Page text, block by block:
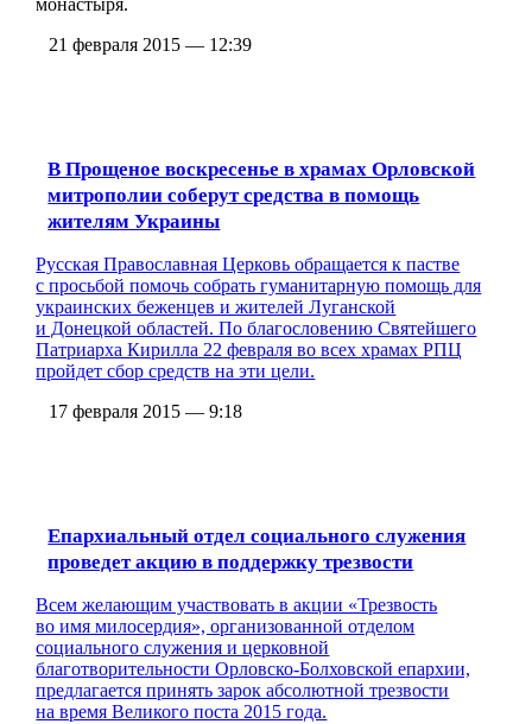
монастыря.
21 февраля 2015 — 12:39
В Прощеное воскресенье в храмах Орловской
митрополии соберут средства в помощь
жителям Украины
Русская Православная Церковь обращается к пастве
с просьбой помочь собрать гуманитарную помощь для
украинских беженцев и жителей Луганской
и Донецкой областей. По благословению Святейшего
Патриарха Кирилла 22 февраля во всех храмах РПЦ
пройдет сбор средств на эти цели.
17 февраля 2015 — 9:18
Епархиальный отдел социального служения
проведет акцию в поддержку трезвости
Всем желающим участвовать в акции «Трезвость
во имя милосердия», организованной отделом
социального служения и церковной
благотворительности Орловско-Болховской епархии,
предлагается принять зарок абсолютной трезвости
на время Великого поста 2015 года.